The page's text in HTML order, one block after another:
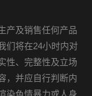
产及销售任何产品
们将在24小时内对
性、完整性及立场
，并应自行判断内